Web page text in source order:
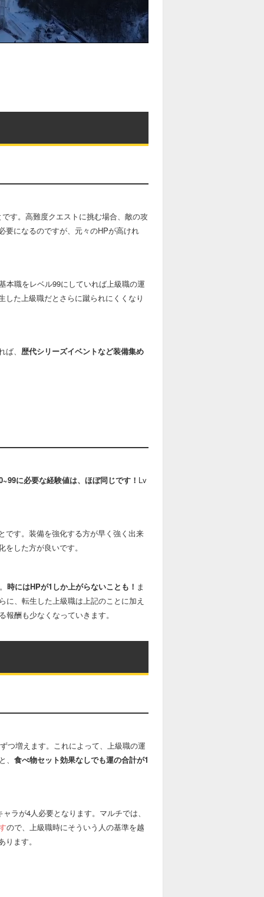
す。高難度クエストに挑む場合、敵の攻
要になるのですが、元々のHPが高けれ
本職をレベル99にしていれば上級職の運
た上級職だとさらに蹴られにくくなり
、 歴代シリーズイベントなど装備集め
に必要な経験値は、ほぼ同じです！ Lv
です。装備を強化する方が早く強く出来
した方が良いです。
時にはHPが1しか上がらないことも！ ま
に、転生した上級職は上記のことに加え
酬も少なくなっていきます。
つ増えます。これによって、上級職の運
食べ物セット効果なしでも運の合計が1
ラが4人必要となります。マルチでは、
ので、上級職時にそういう人の基準を越
ます。